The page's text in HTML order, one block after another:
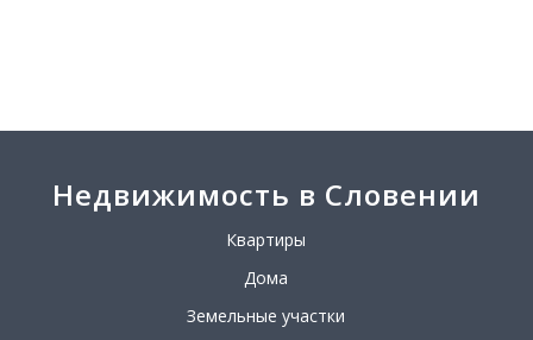
Недвижимость в Словении
Квартиры
Дома
Земельные участки